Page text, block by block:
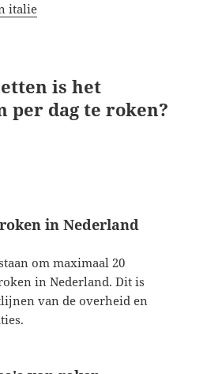
italie
is het
per dag te roken?
in Nederland
om maximaal 20
in Nederland. Dit is
van de overheid en